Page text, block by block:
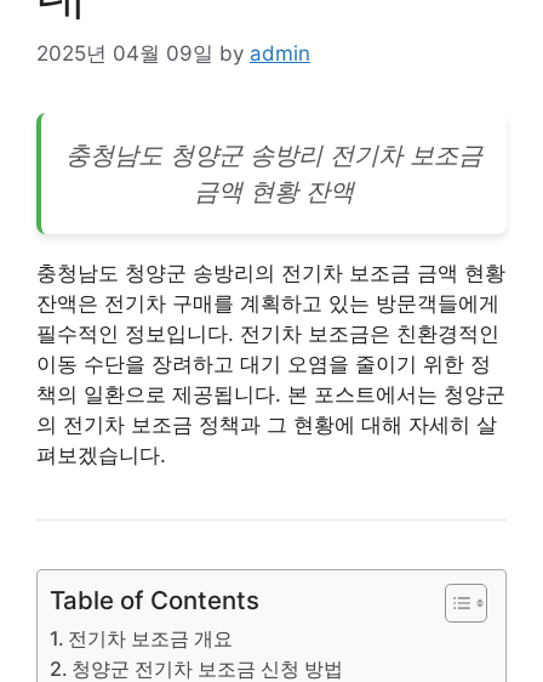
2025년 04월 09일 by admin
충청남도 청양군 송방리 전기차보조금
금액 현황 잔액
충청남도 청양군 송방리의 전기차 보조금 금액 현황
잔액은 전기차 구매를 계획하고 있는 방문객들에게
필수적인 정보입니다. 전기차 보조금은 친환경적인
이동 수단을 장려하고 대기 오염을 줄이기 위한 정
책의 일환으로 제공됩니다. 본 포스트에서는 청양군
의 전기차 보조금 정책과 그 현황에 대해 자세히 살
펴보겠습니다.
Table of Contents
전기차 보조금 개요
청양군 전기차 보조금 신청 방법